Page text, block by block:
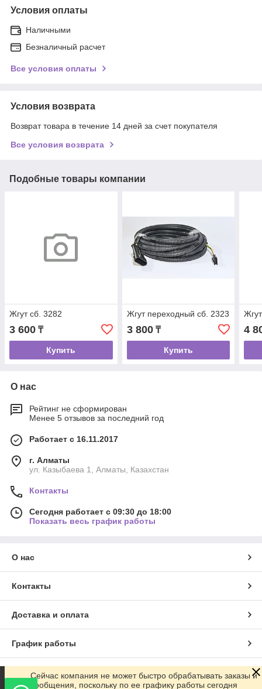
Условия оплаты
Наличными
Безналичный расчет
Все условия оплаты
Условия возврата
Возврат товара в течение 14 дней за счет покупателя
Все условия возврата
Подобные товары компании
Жгут сб. 3282
3 600 ₸
Купить
Жгут переходный сб. 2323
3 800₸
Купить
4
О нас
Рейтинг не сформирован
Менее 5 отзывов за последний год
Работает с 16.11.2017
г. Алматы
ул. Казыбаева 1, Алматы, Казахстан
Контакты
Сегодня работает с 09:30 до 18:00
Показать весь график работы
О нас
Контакты
Доставка и оплата
График работы
Полная версия сайта
Сейчас компания не может быстро обрабатывать заказы и
сообщения, поскольку по ее графику работы сегодня